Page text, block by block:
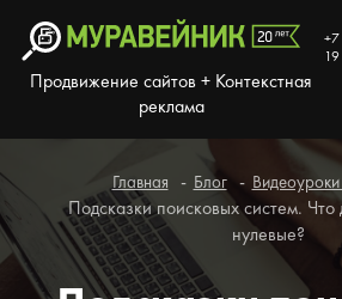
Продвижение сайтов + Контекстная
реклама
19
Главная Блог
Подсказки поисковых систем. Что
нулевые?